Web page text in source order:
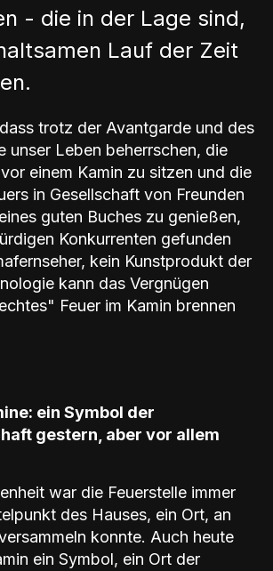
- die in der Lage sind,
Lauf der Zeit
trotz der Avantgarde und des
unser Leben beherrschen, die
einem Kamin zu sitzen und die
in Gesellschaft von Freunden
guten Buches zu genießen,
Konkurrenten gefunden
kein Kunstprodukt der
kann das Vergnügen
Feuer im Kamin brennen
ein Symbol der
gestern, aber vor allem
war die Feuerstelle immer
des Hauses, ein Ort, an
konnte. Auch heute
ein Symbol, ein Ort der